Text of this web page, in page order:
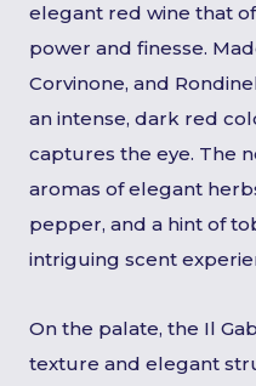
elegant red wine that
power and finesse.
Corvinone, and
an intense, dark red
captures the eye. The
aromas of elegant
pepper, and a hint of
intriguing scent
On the palate, the Il
texture and elegant